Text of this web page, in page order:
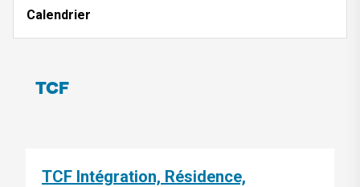
Calendrier
TCF
TCF Intégration, Résidence,